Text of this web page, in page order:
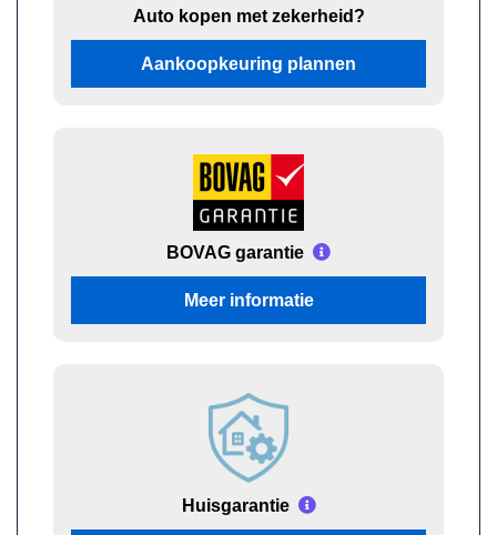
Auto kopen met zekerheid?
Aankoopkeuring plannen
BOVAG garantie
Meer informatie
Huisgarantie